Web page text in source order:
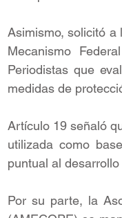
Asimismo, solicitó a
Mecanismo
Periodistas que
medidas de
Artículo 19 señaló
utilizada como
puntual al
Por su parte, la